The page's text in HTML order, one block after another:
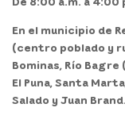
En el municipio de
(centro poblado y
Bominas, Río
El Puna, Santa
Salado y Juan Brand.